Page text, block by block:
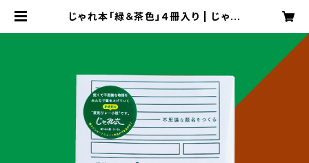
じゃれ本「緑＆茶色」４冊入り | じゃれ